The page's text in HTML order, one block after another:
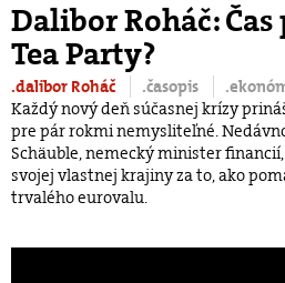
Dalibor Roháč:
Tea Party?
.dalibor Roháč .časopis
Každý nový deň súčasnej krízy
pre pár rokmi nemysliteľné.
Schäuble, nemecký minister
svojej vlastnej krajiny za to, ako
trvalého eurovalu.